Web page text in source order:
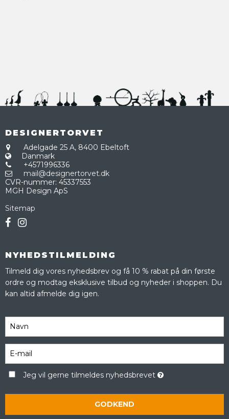
DESIGNERTORVET
Adelgade 25 A, 8400 Ebeltoft
Danmark
+4571996336
mail@designertorvet.dk
CVR-nummer: 45337553
MGH Design ApS
Sitemap
NYHEDSTILMELDING
Tilmeld dig vores nyhedsbrev og få 10 % rabat på din første
ordre og modtag eksklusive tilbud og nyheder i shoppen. Du
kan altid afmelde dig igen.
Jeg vil gerne tilmeldes nyhedsbrevet
GODKEND